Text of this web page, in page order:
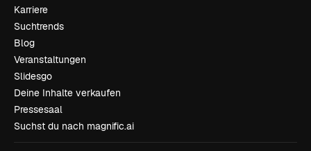
Karriere
Suchtrends
Blog
Veranstaltungen
Slidesgo
Deine Inhalte verkaufen
Pressesaal
Suchst du nach magnific.ai